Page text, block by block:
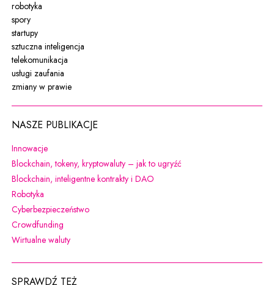
robotyka
spory
startupy
sztuczna inteligencja
telekomunikacja
usługi zaufania
zmiany w prawie
NASZE PUBLIKACJE
InnowacjeUwaga, link zostanie otwarty w nowym oknie
Blockchain, tokeny, kryptowaluty – jak to ugryźć
Blockchain, inteligentne kontrakty i DAO
Robotyka
CyberbezpieczeństwoUwaga, link zostanie otwarty w nowym oknie
Crowdfunding
Wirtualne walutyUwaga, link zostanie otwarty w nowym oknie
SPRAWDŹ TEŻ